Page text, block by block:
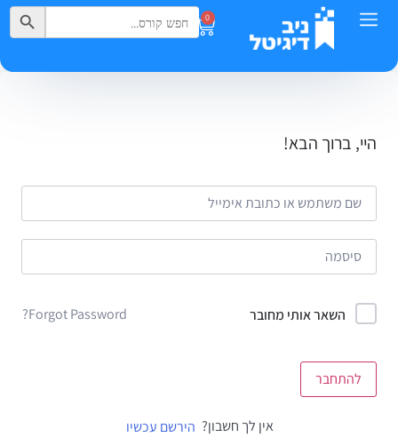
0
Search
for:
Search Button
היי, ברוך הבא!
השאר אותי מחובר Forgot Password?
להתחבר
אין לך חשבון? הירשם עכשיו